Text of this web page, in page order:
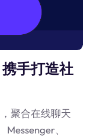
手打造社
聚合在线聊天
、